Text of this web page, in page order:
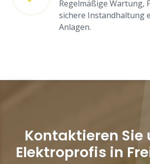
Regelmäßige Wartung,
sichere Instandhaltung
Anlagen.
Kontaktieren Sie
Elektroprofis in